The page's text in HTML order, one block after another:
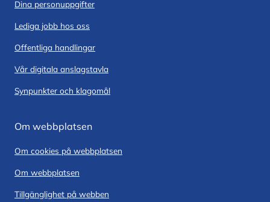
Dina personuppgifter
Lediga jobb hos oss
Offentliga handlingar
Vår digitala anslagstavla
Synpunkter och klagomål
Om webbplatsen
Om cookies på webbplatsen
Om webbplatsen
Tillgänglighet på webben